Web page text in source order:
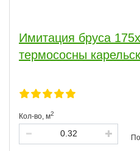
Имитация бруса
термососны
Кол-во, м2